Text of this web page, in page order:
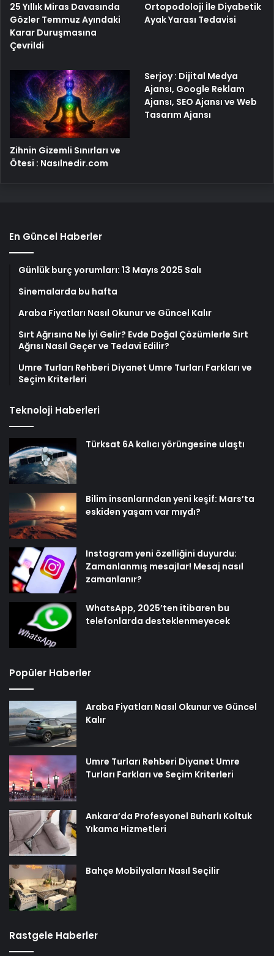
25 Yıllık Miras Davasında
Gözler Temmuz Ayındaki
Karar Duruşmasına
Çevrildi
Ortopodoloji İle Diyabetik
Ayak Yarası Tedavisi
Zihnin Gizemli Sınırları ve
Ötesi : Nasılnedir.com
Serjoy : Dijital Medya
Ajansı, Google Reklam
Ajansı, SEO Ajansı ve Web
Tasarım Ajansı
En Güncel Haberler
Günlük burç yorumları: 13 Mayıs 2025 Salı
Sinemalarda bu hafta
Araba Fiyatları Nasıl Okunur ve Güncel Kalır
Sırt Ağrısına Ne İyi Gelir? Evde Doğal Çözümlerle Sırt
Ağrısı Nasıl Geçer ve Tedavi Edilir?
Umre Turları Rehberi Diyanet Umre Turları Farkları ve
Seçim Kriterleri
Teknoloji Haberleri
Türksat 6A kalıcı yörüngesine ulaştı
Bilim insanlarından yeni keşif: Mars’ta
eskiden yaşam var mıydı?
Instagram yeni özelliğini duyurdu:
Zamanlanmış mesajlar! Mesaj nasıl
zamanlanır?
WhatsApp, 2025’ten itibaren bu
telefonlarda desteklenmeyecek
Popüler Haberler
Araba Fiyatları Nasıl Okunur ve Güncel
Kalır
Umre Turları Rehberi Diyanet Umre
Turları Farkları ve Seçim Kriterleri
Ankara’da Profesyonel Buharlı Koltuk
Yıkama Hizmetleri
Bahçe Mobilyaları Nasıl Seçilir
Rastgele Haberler